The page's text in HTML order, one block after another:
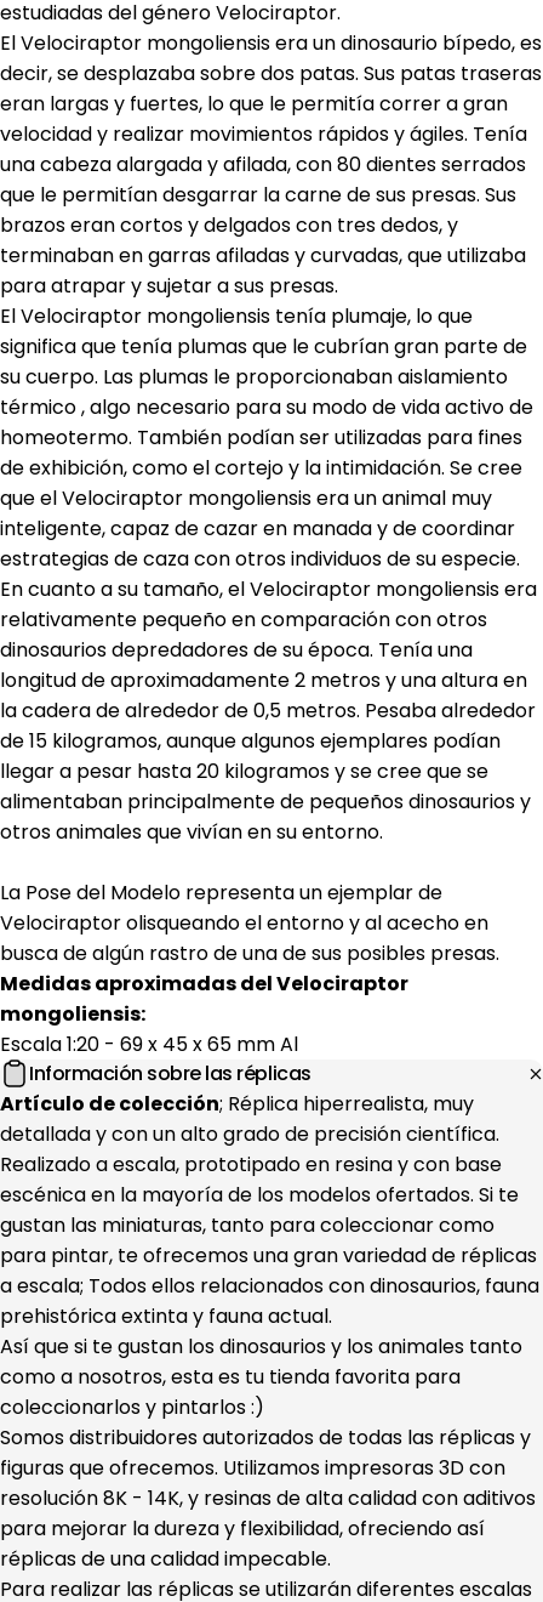
estudiadas del género Velociraptor.
El Velociraptor mongoliensis era un dinosaurio bípedo, es
decir, se desplazaba sobre dos patas. Sus patas traseras
eran largas y fuertes, lo que le permitía correr a gran
velocidad y realizar movimientos rápidos y ágiles. Tenía
una cabeza alargada y afilada, con 80 dientes serrados
que le permitían desgarrar la carne de sus presas. Sus
brazos eran cortos y delgados con tres dedos, y
terminaban en garras afiladas y curvadas, que utilizaba
para atrapar y sujetar a sus presas.
El Velociraptor mongoliensis tenía plumaje, lo que
significa que tenía plumas que le cubrían gran parte de
su cuerpo. Las plumas le proporcionaban aislamiento
térmico , algo necesario para su modo de vida activo de
homeotermo. También podían ser utilizadas para fines
de exhibición, como el cortejo y la intimidación. Se cree
que el Velociraptor mongoliensis era un animal muy
inteligente, capaz de cazar en manada y de coordinar
estrategias de caza con otros individuos de su especie.
En cuanto a su tamaño, el Velociraptor mongoliensis era
relativamente pequeño en comparación con otros
dinosaurios depredadores de su época. Tenía una
longitud de aproximadamente 2 metros y una altura en
la cadera de alrededor de 0,5 metros. Pesaba alrededor
de 15 kilogramos, aunque algunos ejemplares podían
llegar a pesar hasta 20 kilogramos y se cree que se
alimentaban principalmente de pequeños dinosaurios y
otros animales que vivían en su entorno.
La Pose del Modelo representa un ejemplar de
Velociraptor olisqueando el entorno y al acecho en
busca de algún rastro de una de sus posibles presas.
Medidas aproximadas del Velociraptor
mongoliensis:
Escala 1:20 - 69 x 45 x 65 mm Al
Información sobre las réplicas
Artículo de colección; Réplica hiperrealista, muy
detallada y con un alto grado de precisión científica.
Realizado a escala, prototipado en resina y con base
escénica en la mayoría de los modelos ofertados. Si te
gustan las miniaturas, tanto para coleccionar como
para pintar, te ofrecemos una gran variedad de réplicas
a escala; Todos ellos relacionados con dinosaurios, fauna
prehistórica extinta y fauna actual.
Así que si te gustan los dinosaurios y los animales tanto
como a nosotros, esta es tu tienda favorita para
coleccionarlos y pintarlos :)
Somos distribuidores autorizados de todas las réplicas y
figuras que ofrecemos. Utilizamos impresoras 3D con
resolución 8K - 14K, y resinas de alta calidad con aditivos
para mejorar la dureza y flexibilidad, ofreciendo así
réplicas de una calidad impecable.
Para realizar las réplicas se utilizarán diferentes escalas